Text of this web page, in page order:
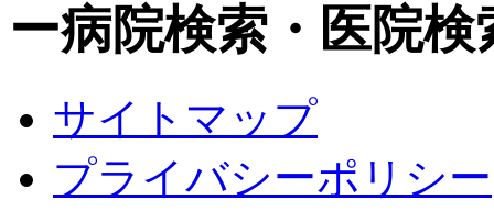
ー病院検索・医院検
サイトマップ
プライバシーポリシー